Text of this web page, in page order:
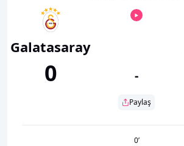
Galatasaray
0 -
Paylaş
0’